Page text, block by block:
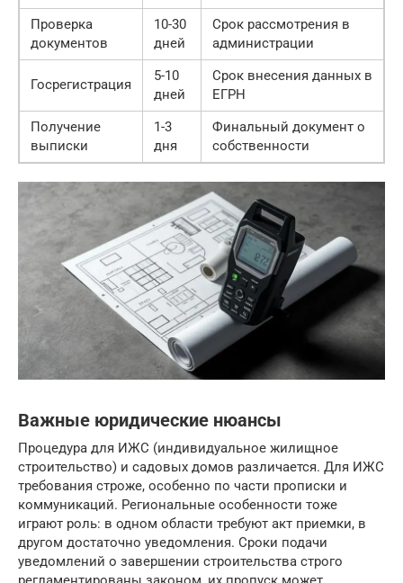
Проверка
документов
10-30
дней
Срок рассмотрения в
администрации
Госрегистрация
5-10
дней
Срок внесения данных в
ЕГРН
Получение
выписки
1-3
дня
Финальный документ о
собственности
Важные юридические нюансы
Процедура для ИЖС (индивидуальное жилищное
строительство) и садовых домов различается. Для ИЖС
требования строже, особенно по части прописки и
коммуникаций. Региональные особенности тоже
играют роль: в одном области требуют акт приемки, в
другом достаточно уведомления. Сроки подачи
уведомлений о завершении строительства строго